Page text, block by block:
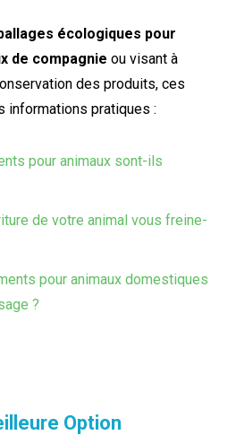
écologiques pour
de compagnie ou visant à
des produits, ces
informations pratiques :
pour animaux sont-ils
de votre animal vous freine-
pour animaux domestiques
?
Option